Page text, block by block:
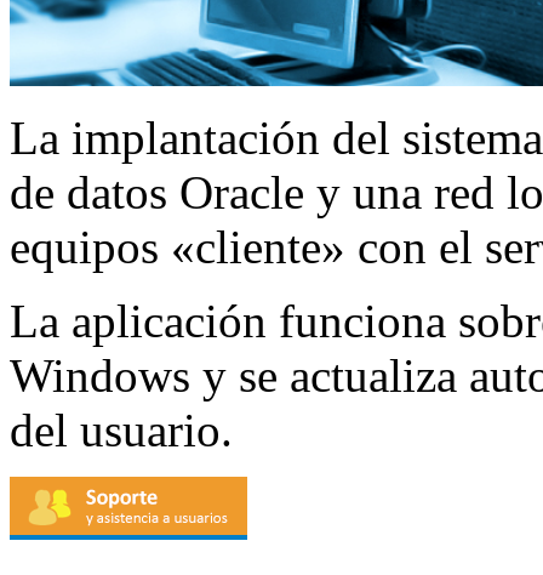
La implantación del
de datos Oracle y una red
equipos «cliente» con el
La aplicación funciona
Windows y se actualiza
del usuario.